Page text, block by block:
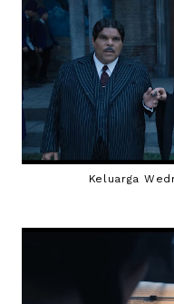
Keluarga